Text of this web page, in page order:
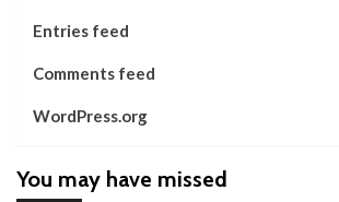
Entries feed
Comments feed
WordPress.org
You may have missed